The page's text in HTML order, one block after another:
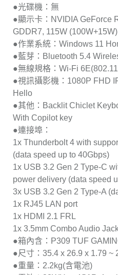
●光碟機：無
●顯示卡：NVIDIA GeForce
GDDR7, 115W
●作業系統：Windows 11
●藍芽：Bluetooth 5.4
●無線規格：Wi-Fi
●視訊攝影機：1080P FHD
Hello
●其他：Backlit Chiclet
With Copilot key
●連接埠：
1x Thunderbolt 4 with
(data speed up to 40Gbps)
1x USB 3.2 Gen 2 Type-C
power delivery (data speed
3x USB 3.2 Gen 2 Type-A
1x RJ45 LAN port
1x HDMI 2.1 FRL
1x 3.5mm Combo Audio
●箱內含：P309 TUF
●尺寸：35.4 x 26.9 x 1.79 ~
●重量：2.2kg(含電池)